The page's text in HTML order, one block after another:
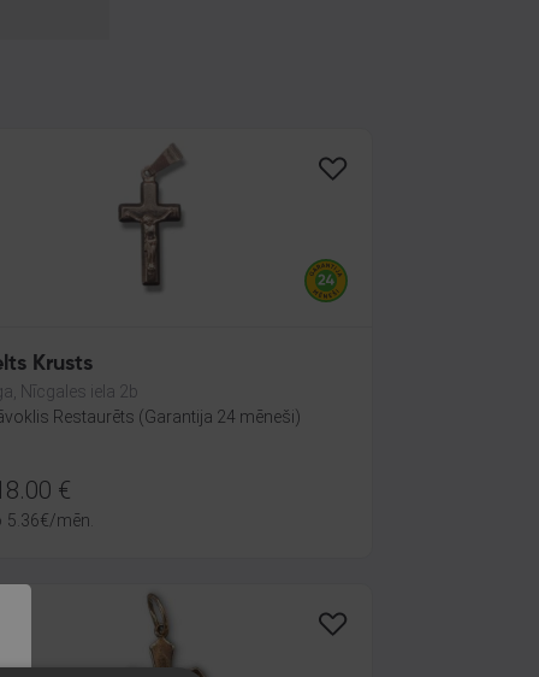
Krusts
Nīcgales iela 2b
Restaurēts (Garantija 24 mēneši)
€
5.36€/mēn.